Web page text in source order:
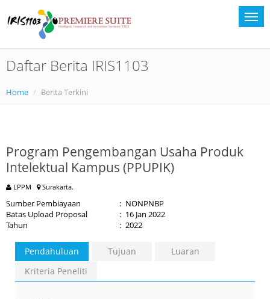
Daftar Berita IRIS1103
Home Berita Terkini
Program Pengembangan Usaha Produk
Intelektual Kampus (PPUPIK)
LPPM Surakarta.
Sumber Pembiayaan : NONPNBP
Batas Upload Proposal
: 16 Jan 2022
Tahun
: 2022
Pendahuluan Tujuan
Luaran
Kriteria Peneliti